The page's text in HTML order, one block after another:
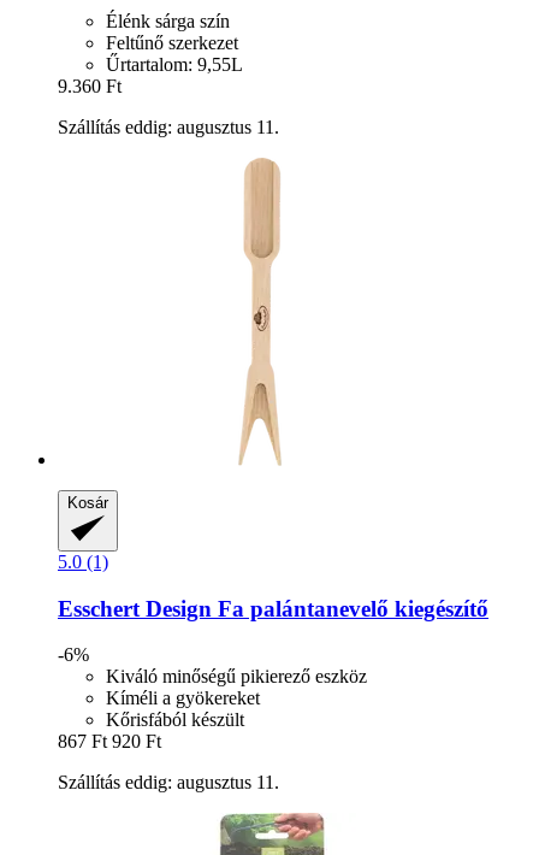
Élénk sárga szín
Feltűnő szerkezet
Űrtartalom: 9,55L
9.360 Ft
Szállítás eddig: augusztus 11.
Kosár
5.0 (1)
Esschert Design Fa palántanevelő kiegészítő
-6%
Kiváló minőségű pikierező eszköz
Kíméli a gyökereket
Kőrisfából készült
867 Ft 920 Ft
Szállítás eddig: augusztus 11.